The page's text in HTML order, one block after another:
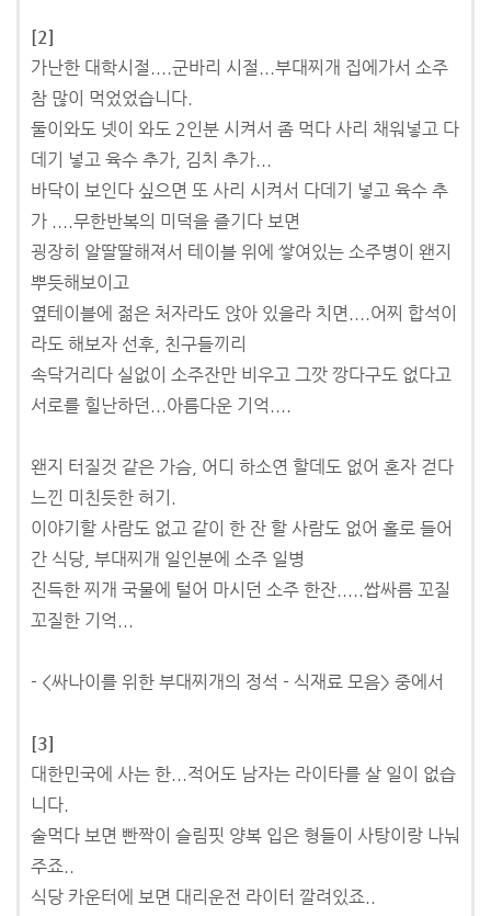
[2]
가난한 대학시절....군바리 시절...부대찌개 집에가서 소주
참 많이 먹었었습니다.
둘이와도 넷이 와도 2인분 시켜서 좀 먹다 사리 채워넣고 다
데기 넣고 육수 추가, 김치 추가...
바닥이 보인다 싶으면 또 사리 시켜서 다데기 넣고 육수 추
가 ....무한반복의 미덕을 즐기다 보면
굉장히 알딸딸해져서 테이블 위에 쌓여있는 소주병이 왠지
뿌듯해보이고
옆테이블에 젊은 처자라도 앉아 있을라 치면....어찌 합석이
라도 해보자 선후, 친구들끼리
속닥거리다 실없이 소주잔만 비우고 그깟 깡다구도 없다고
서로를 힐난하던...아름다운 기억....
왠지 터질것 같은 가슴, 어디 하소연 할데도 없어 혼자 걷다
느낀 미친듯한 허기.
이야기할 사람도 없고 같이 한 잔 할 사람도 없어 홀로 들어
간 식당, 부대찌개 일인분에 소주 일병
진득한 찌개 국물에 털어 마시던 소주 한잔.....쌉싸름 꼬질
꼬질한 기억...
- <싸나이를 위한 부대찌개의 정석 - 식재료 모음> 중에서
[3]
대한민국에 사는 한...적어도 남자는 라이타를 살 일이 없습
니다.
술먹다 보면 빤짝이 슬림핏 양복 입은 형들이 사탕이랑 나눠
주죠..
식당 카운터에 보면 대리운전 라이터 깔려있죠..